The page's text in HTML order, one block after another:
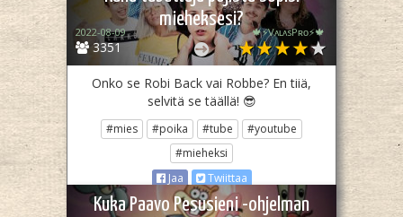
mieheksesi?
3351
2022-08-09 🍁⚡️VᴀʟᴀsPʀᴏ⚡️🍁
Onko se Robi Back vai Robbe? En tiiä,
selvitä se täällä! 😎
#mies #poika #tube
#youtube
#mieheksi
Jaa
Twiittaa
Kuka Paavo Pesusieni -ohjelman